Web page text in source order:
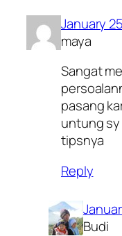
January
maya
Sangat
pasang
untung sy
tipsnya
Reply
Budi